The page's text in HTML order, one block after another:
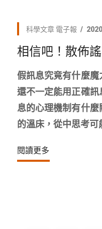
科學文章 電子報
相信吧！散佈
假訊息究竟有什麼魔
還不一定能用正確
息的心理機制有什
的溫床，從中思考可
閱讀更多